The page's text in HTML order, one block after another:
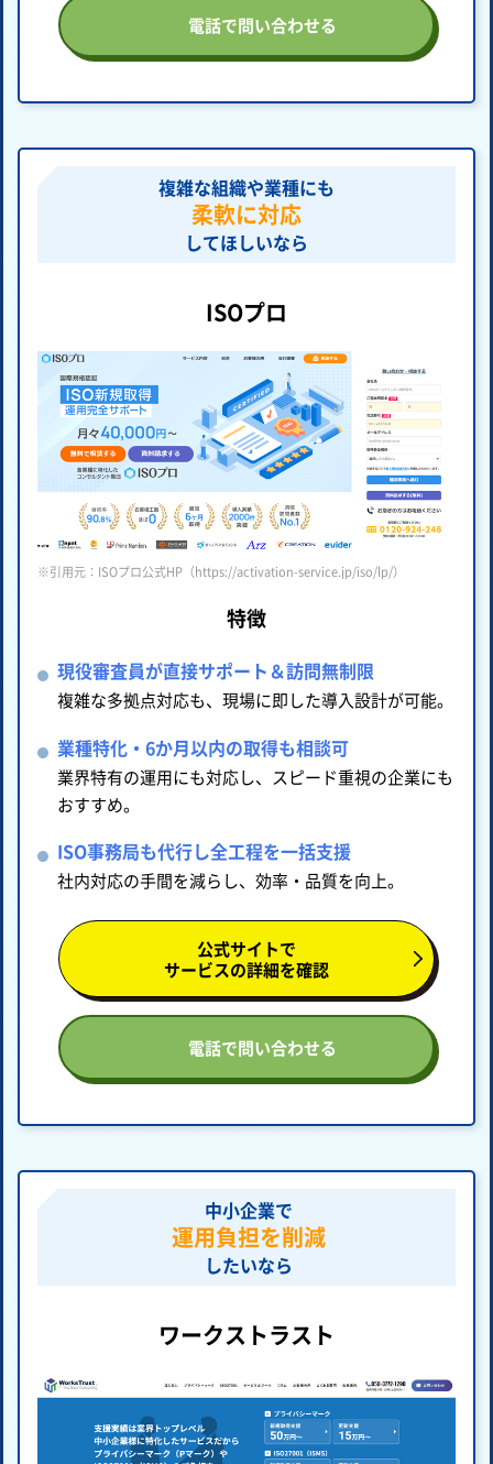
電話で問い合わせる
複雑な組織や業種にも
柔軟に対応
してほしいなら
ISOプロ
※引用元：ISOプロ公式HP（https://activation-service.jp/iso/lp/）
特徴
現役審査員が直接サポート＆訪問無制限
複雑な多拠点対応も、現場に即した導入設計が可能。
業種特化・6か月以内の取得も相談可
業界特有の運用にも対応し、スピード重視の企業にも
おすすめ。
ISO事務局も代行し全工程を一括支援
社内対応の手間を減らし、効率・品質を向上。
公式サイトで
サービスの詳細を確認
電話で問い合わせる
中小企業で
運用負担を削減
したいなら
ワークストラスト